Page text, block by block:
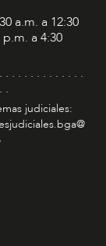
a.m. a 12:30
a 4:30
. . . . . . . . . . . . .
.
judiciales: